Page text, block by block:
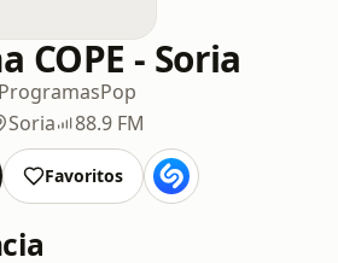
COPE - Soria
ProgramasPop
Soria
88.9 FM
Favoritos